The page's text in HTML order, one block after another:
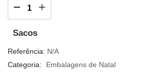
Sacos
Referência: N/A
Categoria:
Embalagens de Natal